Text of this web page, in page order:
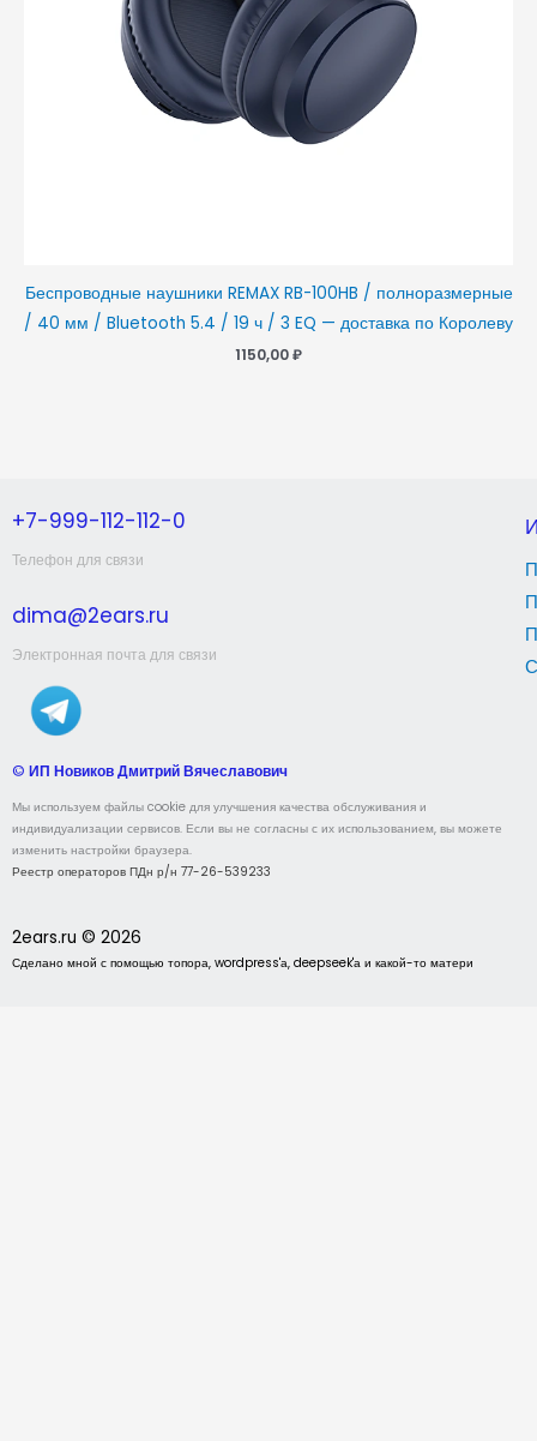
Беспроводные наушники REMAX RB-100HB / полноразмерные
/ 40 мм / Bluetooth 5.4 / 19 ч / 3 EQ — доставка по Королеву
1150,00₽
+7-999-112-112-0
Телефон для связи
dima@2ears.ru
Электронная почта для связи
© ИП Новиков Дмитрий Вячеславович
Мы используем файлы cookie для улучшения качества обслуживания и
индивидуализации сервисов. Если вы не согласны с их использованием, вы можете
изменить настройки браузера.
Реестр операторов ПДн р/н 77-26-539233
2ears.ru © 2026
Сделано мной с помощью топора, wordpress'а, deepseek'а и какой-то матери